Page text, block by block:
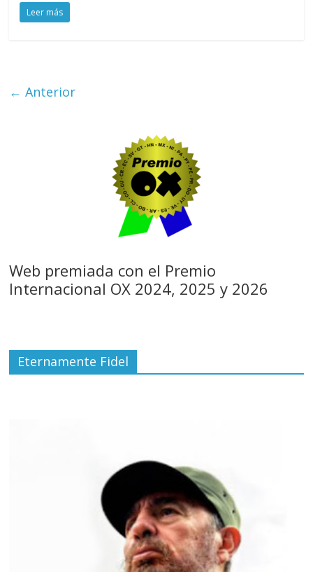
Leer más
← Anterior
Web premiada con el Premio
Internacional OX 2024, 2025 y 2026
Eternamente Fidel